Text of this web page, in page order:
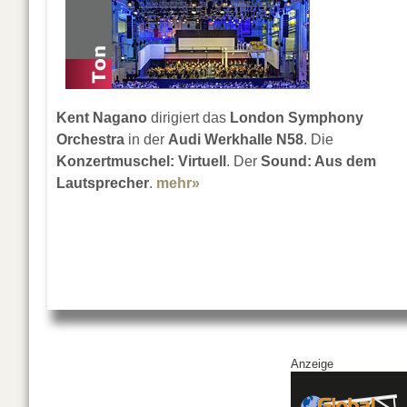
Kent Nagano dirigiert das London Symphony
Orchestra in der Audi Werkhalle N58. Die
Konzertmuschel: Virtuell . Der Sound: Aus dem
Lautsprecher. mehr»
Anzeige